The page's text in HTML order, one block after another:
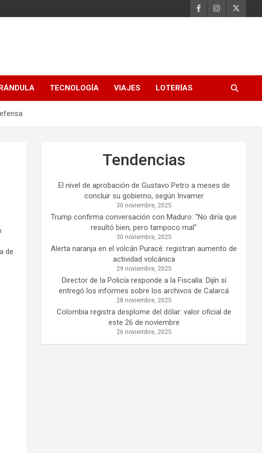
últimas
TECNOLOGÍA VIAJES LOTERÍAS
de
Tendencias
El nivel de aprobación de Gustavo Petro a meses de
concluir su gobierno, según Invamer
30 noviembre, 2025
Trump confirma conversación con Maduro: “No diría que
resultó bien, pero tampoco mal”
30 noviembre, 2025
Alerta naranja en el volcán Puracé: registran aumento de
actividad volcánica
29 noviembre, 2025
Director de la Policía responde a la Fiscalía: Dijín sí
entregó los informes sobre los archivos de Calarcá
28 noviembre, 2025
Colombia registra desplome del dólar: valor oficial de
este 26 de noviembre
26 noviembre, 2025